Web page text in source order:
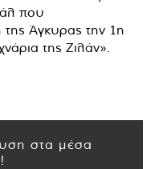
που
Άγκυρας την 1η
της Ζιλάν».
στα μέσα